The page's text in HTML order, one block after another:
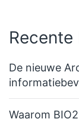
De nieuwe
Waarom